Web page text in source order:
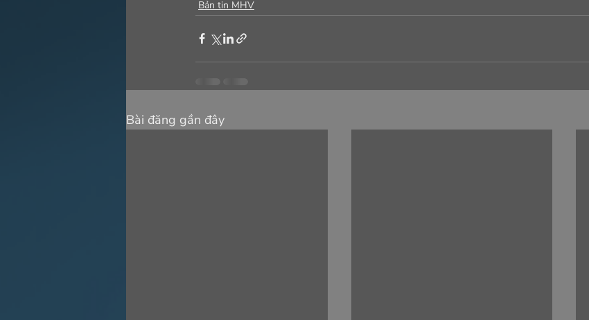
Bản tin MHV
Bài đăng gần đây